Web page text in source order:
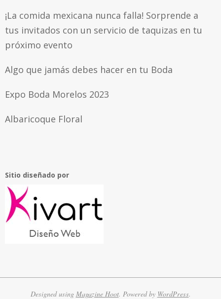
¡La comida mexicana nunca falla! Sorprende a
tus invitados con un servicio de taquizas en tu
próximo evento
Algo que jamás debes hacer en tu Boda
Expo Boda Morelos 2023
Albaricoque Floral
Sitio diseñado por
Designed using Magazine Hoot. Powered by WordPress.